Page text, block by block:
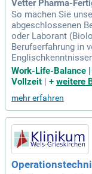
Vetter Pharma-
So machen Sie
abgeschlossenen
oder Laborant
Berufserfahrung in
Work-Life-Balance
Vollzeit | + weitere
mehr erfahren